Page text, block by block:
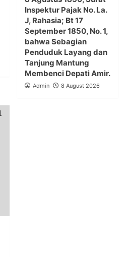
Inspektur Pajak No. La.
J, Rahasia; Bt 17
September 1850, No. 1,
bahwa Sebagian
Penduduk Layang dan
Tanjung Mantung
Membenci Depati Amir.
Admin 8 August 2026